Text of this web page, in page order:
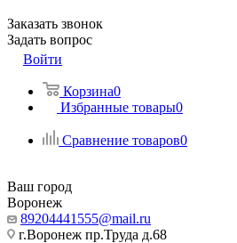
Заказать звонок
Задать вопрос
Войти
Корзина0
Избранные товары0
Сравнение товаров0
Ваш город
Воронеж
89204441555@mail.ru
г.Воронеж пр.Труда д.68